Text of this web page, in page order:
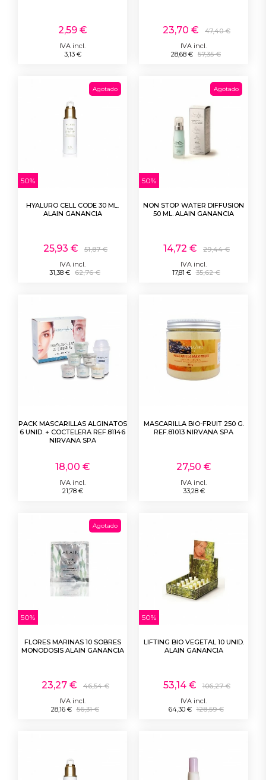
2,59 €
IVA incl.
3,13 €
23,70 €
47,40 €
IVA incl.
28,68 € 57,35 €
50%
HYALURO CELL CODE 30 ML.
ALAIN GANANCIA
25,93 €
51,87 €
IVA incl.
31,38 € 62,76 €
Agotado
50%
NON STOP WATER DIFFUSION
50 ML. ALAIN GANANCIA
14,72 €
29,44 €
IVA incl.
17,81 € 35,62 €
Agotado
PACK MASCARILLAS ALGINATOS
6 UNID. + COCTELERA REF.81146
NIRVANA SPA
18,00 €
IVA incl.
21,78 €
MASCARILLA BIO-FRUIT 250 G.
REF.81013 NIRVANA SPA
27,50 €
IVA incl.
33,28 €
50%
FLORES MARINAS 10 SOBRES
MONODOSIS ALAIN GANANCIA
23,27 €
46,54 €
IVA incl.
28,16 € 56,31 €
Agotado
50%
LIFTING BIO VEGETAL 10 UNID.
ALAIN GANANCIA
53,14 €
106,27 €
IVA incl.
64,30 € 128,59 €